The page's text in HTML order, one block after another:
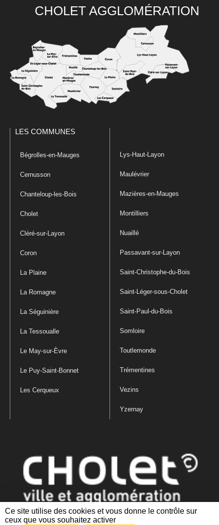
Ce site utilise des cookies et vous donne le contrôle sur
ceux que vous souhaitez activer
CHOLET AGGLOMÉRATION
LES COMMUNES
Bégrolles-en-Mauges
Cernusson
Chanteloup-les-Bois
Cholet
Cléré-sur-Layon
Coron
La Plaine
La Romagne
La Séguinière
La Tessoualle
Le May-sur-Èvre
Le Puy-Saint-Bonnet
Les Cerqueux
Lys-Haut-Layon
Maulévrier
Mazières-en-Mauges
Montilliers
Nuaillé
Passavant-sur-Layon
Saint-Christophe-du-Bois
Saint-Léger-sous-Cholet
Saint-Paul-du-Bois
Somloire
Toutlemonde
Trémentines
Vezins
Yzernay
Mentions légales|Politique de confidentialité